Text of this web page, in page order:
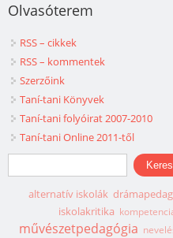
Olvasóterem
RSS – cikkek
RSS – kommentek
Szerzőink
Taní-tani Könyvek
Taní-tani folyóirat 2007-2010
Taní-tani Online 2011-től
Keresés űrlap
Keresés
alternatív iskolák
iskolakritika
művészetpedagógia